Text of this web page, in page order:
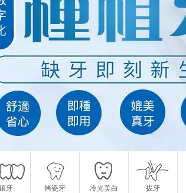
牙 烤瓷牙 冷光美白 拔牙